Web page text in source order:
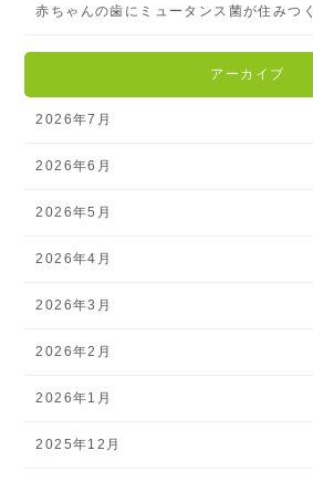
赤ちゃんの歯にミュータンス菌が住みつく
アーカイブ
2026年7月
2026年6月
2026年5月
2026年4月
2026年3月
2026年2月
2026年1月
2025年12月